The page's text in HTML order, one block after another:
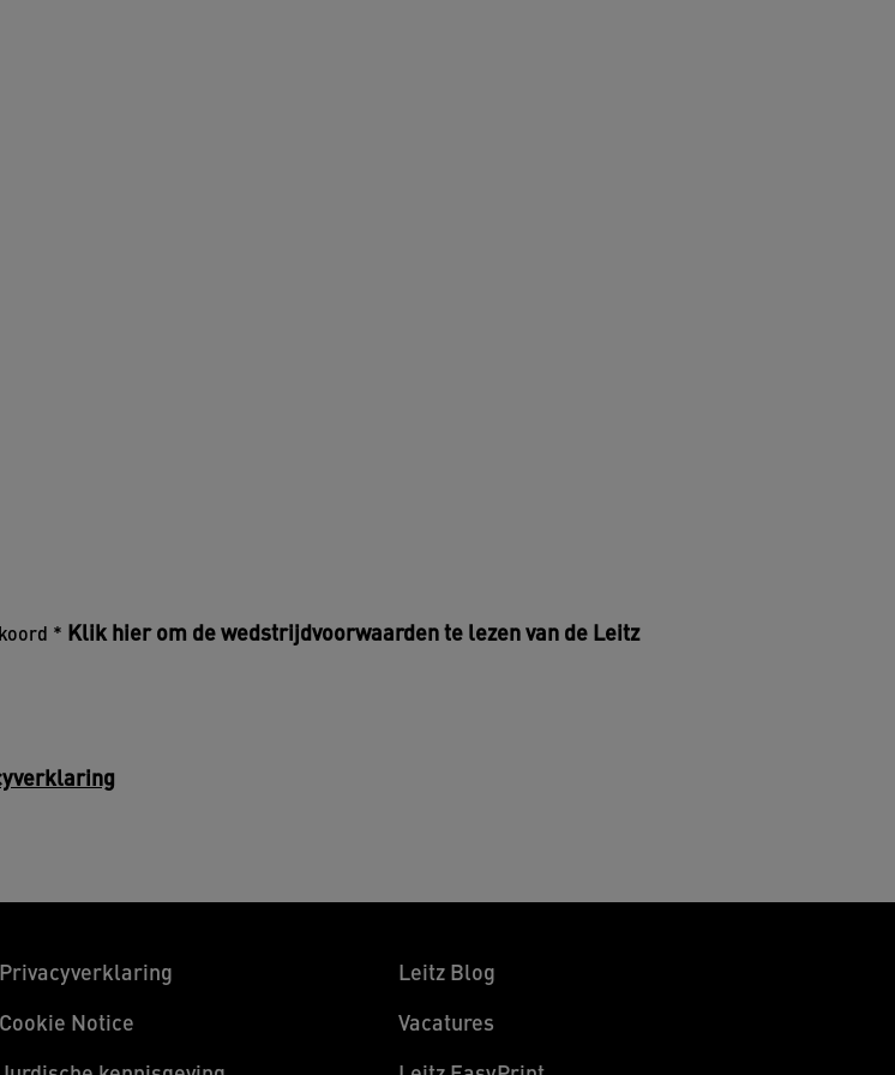
Klik hier om de wedstrijdvoorwaarden te lezen van de Leitz
Privacyverklaring
Cookie Notice
Leitz Blog
Vacatures